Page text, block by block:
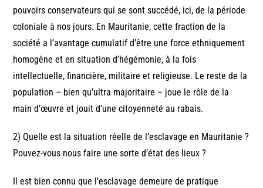
pouvoirs conservateurs qui se sont succédé, ici, de la période
coloniale à nos jours. En Mauritanie, cette fraction de la
société a l’avantage cumulatif d’être une force ethniquement
homogène et en situation d’hégémonie, à la fois
intellectuelle, financière, militaire et religieuse. Le reste de la
population – bien qu’ultra majoritaire – joue le rôle de la
main d’œuvre et jouit d’une citoyenneté au rabais.
2) Quelle est la situation réelle de l’esclavage en Mauritanie ?
Pouvez-vous nous faire une sorte d’état des lieux ?
Il est bien connu que l’esclavage demeure de pratique